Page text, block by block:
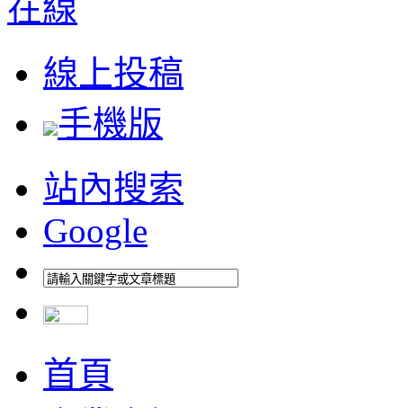
線上投稿
手機版
站內搜索
Google
首頁